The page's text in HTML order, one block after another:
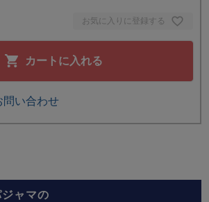
お気に入りに登録する
カートに入れる
問い合わせ
ジャマの